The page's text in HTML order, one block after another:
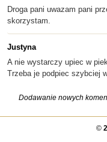
Droga pani uwazam pani
skorzystam.
Justyna
A nie wystarczy upiec w
Trzeba je podpiec szybciej
Dodawanie nowych
©